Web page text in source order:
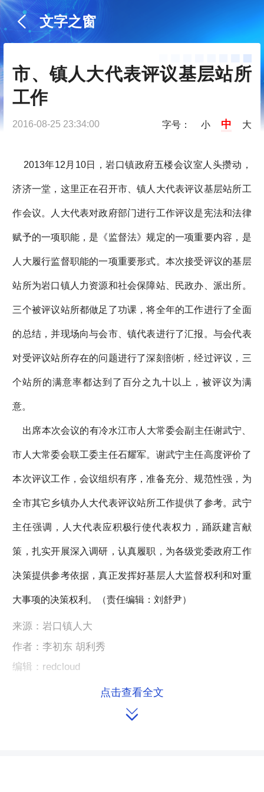
文字之窗
市、镇人大代表评议基层站所
工作
2016-08-25 23:34:00 字号： 小 中 大
2013年12月10日，岩口镇政府五楼会议室人头攒动，
济济一堂，这里正在召开市、镇人大代表评议基层站所工
作会议。人大代表对政府部门进行工作评议是宪法和法律
赋予的一项职能，是《监督法》规定的一项重要内容，是
人大履行监督职能的一项重要形式。本次接受评议的基层
站所为岩口镇人力资源和社会保障站、民政办、派出所。
三个被评议站所都做足了功课，将全年的工作进行了全面
的总结，并现场向与会市、镇代表进行了汇报。与会代表
对受评议站所存在的问题进行了深刻剖析，经过评议，三
个站所的满意率都达到了百分之九十以上，被评议为满
意。
出席本次会议的有冷水江市人大常委会副主任谢武宁、
市人大常委会联工委主任石耀军。谢武宁主任高度评价了
本次评议工作，会议组织有序，准备充分、规范性强，为
全市其它乡镇办人大代表评议站所工作提供了参考。武宁
主任强调，人大代表应积极行使代表权力，踊跃建言献
策，扎实开展深入调研，认真履职，为各级党委政府工作
决策提供参考依据，真正发挥好基层人大监督权利和对重
大事项的决策权利。（责任编辑：刘舒尹）
来源：岩口镇人大
作者：李初东 胡利秀
编辑：redcloud
点击查看全文
